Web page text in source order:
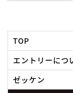
TOP
エントリーにつ
ゼッケン